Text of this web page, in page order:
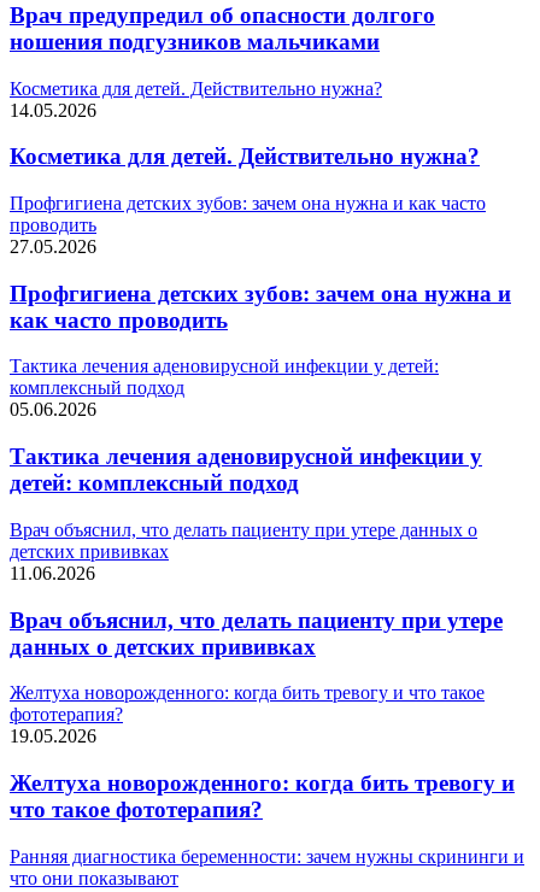
Врач предупредил об опасности долгого
ношения подгузников мальчиками
Косметика для детей. Действительно нужна?
14.05.2026
Косметика для детей. Действительно нужна?
Профгигиена детских зубов: зачем она нужна и как часто
проводить
27.05.2026
Профгигиена детских зубов: зачем она нужна и
как часто проводить
Тактика лечения аденовирусной инфекции у детей:
комплексный подход
05.06.2026
Тактика лечения аденовирусной инфекции у
детей: комплексный подход
Врач объяснил, что делать пациенту при утере данных о
детских прививках
11.06.2026
Врач объяснил, что делать пациенту при утере
данных о детских прививках
Желтуха новорожденного: когда бить тревогу и что такое
фототерапия?
19.05.2026
Желтуха новорожденного: когда бить тревогу и
что такое фототерапия?
Ранняя диагностика беременности: зачем нужны скрининги и
что они показывают